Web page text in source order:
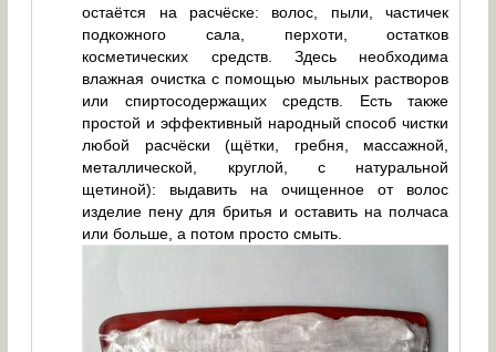
остаётся на расчёске: волос, пыли, частичек
подкожного сала, перхоти, остатков
косметических средств. Здесь необходима
влажная очистка с помощью мыльных растворов
или спиртосодержащих средств. Есть также
простой и эффективный народный способ чистки
любой расчёски (щётки, гребня, массажной,
металлической, круглой, с натуральной
щетиной): выдавить на очищенное от волос
изделие пену для бритья и оставить на полчаса
или больше, а потом просто смыть.